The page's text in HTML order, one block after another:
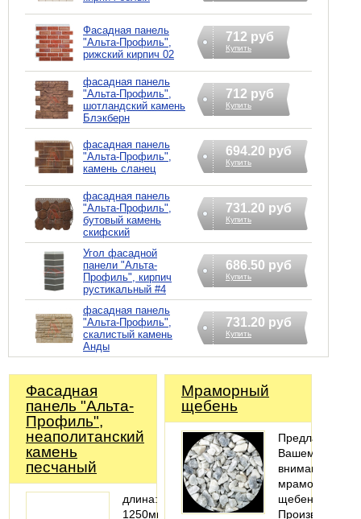
Фасадная панель
"Альта-Профиль",
рижский кирпич 02
712 руб
Купить
фасадная панель
"Альта-Профиль",
шотландский камень
Блэкберн
712 руб
Купить
фасадная панель
"Альта-Профиль",
камень сланец
694.20 руб
Купить
фасадная панель
"Альта-Профиль",
бутовый камень
скифский
731.20 руб
Купить
Угол фасадной
панели "Альта-
Профиль", кирпич
рустикальный #4
686.50 руб
Купить
фасадная панель
"Альта-Профиль",
скалистый камень
Анды
731.20 руб
Купить
Фасадная
панель "Альта-
Профиль",
неаполитанский
камень
песчаный
длина:
1250мм;
Мраморный
щебень
Предлагаем
Вашему
вниманию
мраморный
щебень.